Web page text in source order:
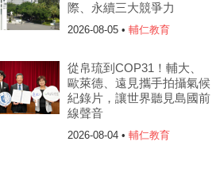
際、永續三大競爭力
2026-08-05 • 輔仁教育
從帛琉到COP31！輔大、
歐萊德、遠見攜手拍攝氣候
紀錄片，讓世界聽見島國前
線聲音
2026-08-04 • 輔仁教育